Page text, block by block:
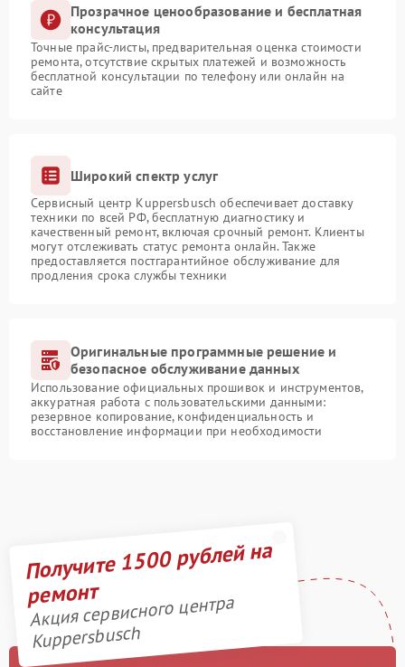
Прозрачное ценообразование и бесплатная
консультация
Точные прайс-листы, предварительная оценка стоимости
ремонта, отсутствие скрытых платежей и возможность
бесплатной консультации по телефону или онлайн на
сайте
Широкий спектр услуг
Сервисный центр Kuppersbusch обеспечивает доставку
техники по всей РФ, бесплатную диагностику и
качественный ремонт, включая срочный ремонт. Клиенты
могут отслеживать статус ремонта онлайн. Также
предоставляется постгарантийное обслуживание для
продления срока службы техники
Оригинальные программные решение и
безопасное обслуживание данных
Использование официальных прошивок и инструментов,
аккуратная работа с пользовательскими данными:
резервное копирование, конфиденциальность и
восстановление информации при необходимости
Получите 1500 рублей на
ремонт
Акция сервисного центра
Kuppersbusch